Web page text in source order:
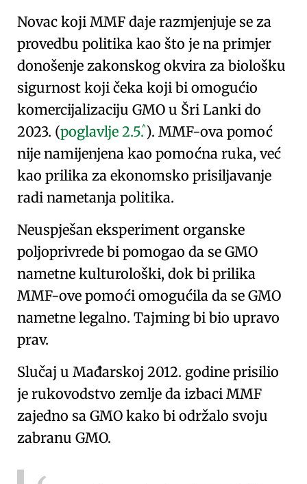
Novac koji MMF daje razmjenjuje se za
provedbu politika kao što je na primjer
donošenje zakonskog okvira za biološku
sigurnost koji čeka koji bi omogućio
komercijalizaciju GMO u Šri Lanki do
2023. (poglavlje 2.5.^). MMF-ova pomoć
nije namijenjena kao pomoćna ruka, već
kao prilika za ekonomsko prisiljavanje
radi nametanja politika.
Neuspješan eksperiment organske
poljoprivrede bi pomogao da se GMO
nametne kulturološki, dok bi prilika
MMF-ove pomoći omogućila da se GMO
nametne legalno. Tajming bi bio upravo
prav.
Slučaj u Mađarskoj 2012. godine prisilio
je rukovodstvo zemlje da izbaci MMF
zajedno sa GMO kako bi održalo svoju
zabranu GMO.